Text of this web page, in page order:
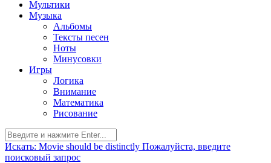
Мультики
Музыка
Альбомы
Тексты песен
Ноты
Минусовки
Игры
Логика
Внимание
Математика
Рисование
Искать: Movie should be distinctly Пожалуйста, введите
поисковый запрос